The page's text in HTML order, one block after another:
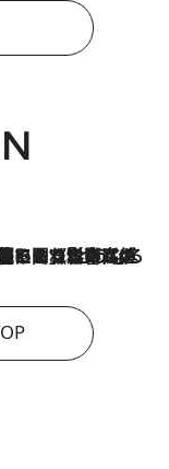
封鎖による影響はいつまで続く？《エネルギー専門家に聞く“どうなる日本の暮らし”》